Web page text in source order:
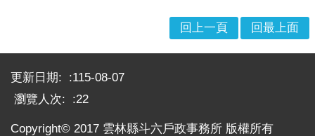
關
連
回上一頁 回最上面
更新日期:
115-08-07
瀏覽人次:
22
Copyright© 2017 雲林縣斗六戶政事務所 版權所有